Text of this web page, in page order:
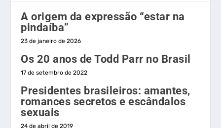
A origem da expressão “estar na
pindaíba”
23 de janeiro de 2026
Os 20 anos de Todd Parr no Brasil
17 de setembro de 2022
Presidentes brasileiros: amantes,
romances secretos e escândalos
sexuais
24 de abril de 2019